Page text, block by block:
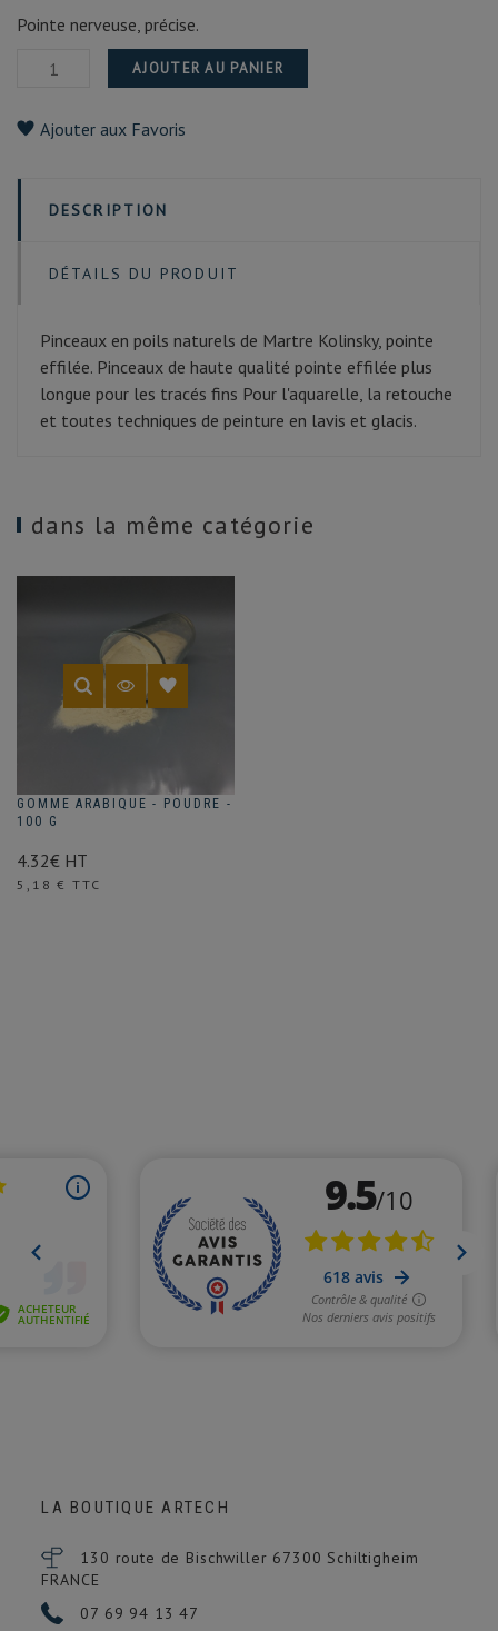
Pointe nerveuse, précise.
AJOUTER AU PANIER
Ajouter aux Favoris
DESCRIPTION
DÉTAILS DU PRODUIT
Pinceaux en poils naturels de Martre Kolinsky, pointe
effilée. Pinceaux de haute qualité pointe effilée plus
longue pour les tracés fins Pour l'aquarelle, la retouche
et toutes techniques de peinture en lavis et glacis.
dans la même catégorie
GOMME ARABIQUE - POUDRE -
100 G
4.32€ HT
Prix
5,18 € TTC
LA BOUTIQUE ARTECH
130 route de Bischwiller 67300 Schiltigheim
FRANCE
07 69 94 13 47